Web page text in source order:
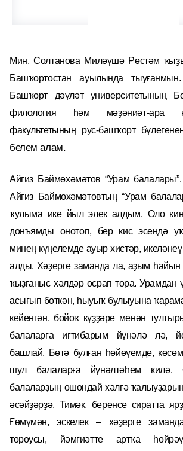
Мин, Солтанова Миләүшә Рөстәм
Башҡортостан ауылында
Башҡорт дәүләт университетының
филология һәм мәҙәниәт-ара
факультетының рус-башҡорт
белем алам.
Айгиз Баймөхәмәтов “Урам
Айгиз Баймөхәмәтовтың “Урам
ҡулыма ике йыл элек алдым. Оло
донъямды онотоп, бер кис эсендә
минең күңелемде ауыр хистәр,
алды. Хәҙерге заманда ла, аҙым һайын
ҡыҙғаныс хәлдәр осрап тора. Урамдан
асығып бөткән, һыуыҡ булыуына
кейенгән, бойоҡ күҙҙәре менән
балаларға иғтибарым йүнәлә лә,
башлай. Бөтә булған һөйөүемде,
шул балаларға йүнәлтәһем
балаларҙың ошондай хәлгә
әсәйҙәрҙә. Тимәк, беренсе сиратта
Ғөмүмән, эскелек – хәҙерге
тороусы, йәмғиәтте артҡа